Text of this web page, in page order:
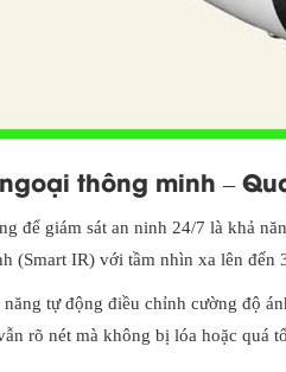
thông minh –
để giám sát an ninh 24/7 là khả
(Smart IR) với tầm nhìn xa lên đến
tự động điều chỉnh cường độ
rõ nét mà không bị lóa hoặc quá